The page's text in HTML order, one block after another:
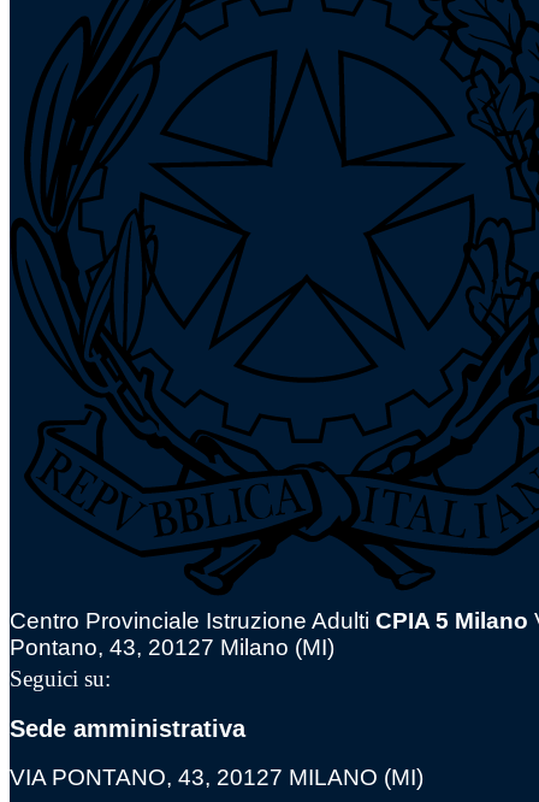
Centro Provinciale Istruzione Adulti CPIA 5 Milano
Pontano, 43, 20127 Milano (MI)
Seguici su:
Sede amministrativa
VIA PONTANO, 43, 20127 MILANO (MI)